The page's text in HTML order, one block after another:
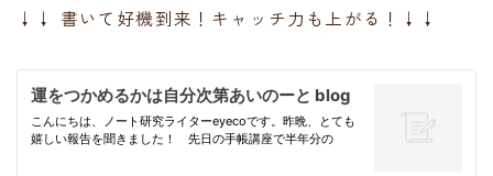
↓↓ 書いて好機到来！キャッチ力も上がる！↓↓